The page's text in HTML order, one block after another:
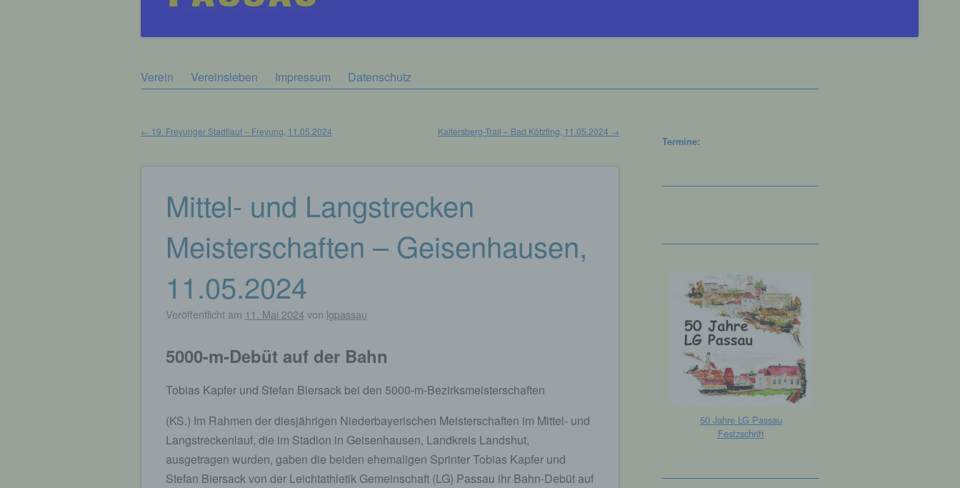
Zum
Verein Vereinsleben Impressum Datenschutz
← 19. Freyunger Stadtlauf – Freyung, 11.05.2024 Kaitersberg-Trail – Bad Kötzting, 11.05.2024 →
Mittel- und Langstrecken
Meisterschaften – Geisenhausen,
11.05.2024
Veröffentlicht am 11. Mai 2024 von lgpassau
5000-m-Debüt auf der Bahn
Tobias Kapfer und Stefan Biersack bei den 5000-m-Bezirksmeisterschaften
(KS.) Im Rahmen der diesjährigen Niederbayerischen Meisterschaften im Mittel- und
Langstreckenlauf, die im Stadion in Geisenhausen, Landkreis Landshut,
ausgetragen wurden, gaben die beiden ehemaligen Sprinter Tobias Kapfer und
Stefan Biersack von der Leichtathletik Gemeinschaft (LG) Passau ihr Bahn-Debüt auf
Termine:
50 Jahre LG Passau
Festzschrift